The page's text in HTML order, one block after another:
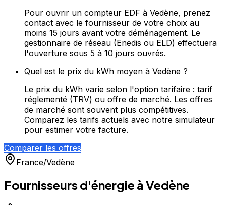
Pour ouvrir un compteur EDF à Vedène, prenez
contact avec le fournisseur de votre choix au
moins 15 jours avant votre déménagement. Le
gestionnaire de réseau (Enedis ou ELD) effectuera
l'ouverture sous 5 à 10 jours ouvrés.
Quel est le prix du kWh moyen à Vedène ?
Le prix du kWh varie selon l'option tarifaire : tarif
réglementé (TRV) ou offre de marché. Les offres
de marché sont souvent plus compétitives.
Comparez les tarifs actuels avec notre simulateur
pour estimer votre facture.
Comparer les offres
France/Vedène
Fournisseurs d'énergie àVedène